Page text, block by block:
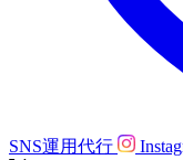
SNS運用代行